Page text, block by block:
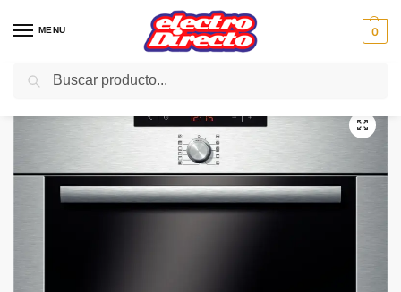
MENU 0
Inicio Gama blanca Hornos